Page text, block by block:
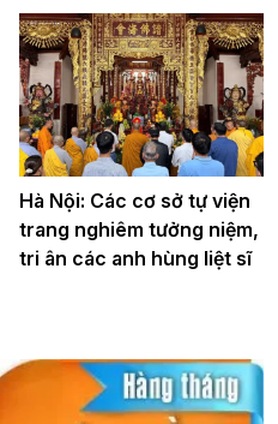
Hà Nội: Các cơ sở tự viện
trang nghiêm tưởng niệm,
tri ân các anh hùng liệt sĩ